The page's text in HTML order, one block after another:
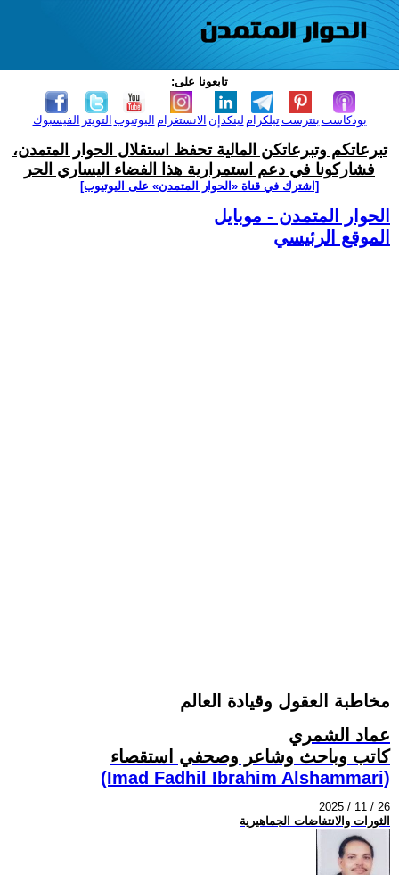
تابعونا على:
الفيسبوك التويتر اليوتيوب الانستغرام لينكدإن تيلكرامبنترست بودكاست
تبرعاتكم وتبرعاتكن المالية تحفظ استقلال الحوار المتمدن،
فشاركونا في دعم استمرارية هذا الفضاء اليساري الحر
[اشترك في قناة ‫«الحوار المتمدن» على اليوتيوب]
الحوار المتمدن - موبايل
الموقع الرئيسي
مخاطبة العقول وقيادة العالم
عماد الشمري
كاتب وباحث وشاعر وصحفي استقصاء
(Imad Fadhil Ibrahim Alshammari)
2025 / 11 / 26
الثورات والانتفاضات الجماهيرية